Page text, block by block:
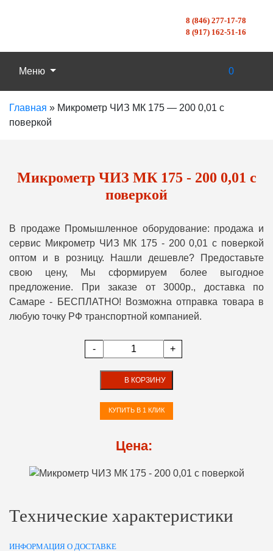
8 (846) 277-17-78
8 (917) 162-51-16
Меню 0
Главная » Микрометр ЧИЗ МК 175 — 200 0,01 с
поверкой
Микрометр ЧИЗ МК 175 - 200 0,01 с
поверкой
В продаже Промышленное оборудование: продажа и
сервис Микрометр ЧИЗ МК 175 - 200 0,01 с поверкой
оптом и в розницу. Нашли дешевле? Предоставьте
свою цену, Мы сформируем более выгодное
предложение. При заказе от 3000р., доставка по
Самаре - БЕСПЛАТНО! Возможна отправка товара в
любую точку РФ транспортной компанией.
- +
В КОРЗИНУ
КУПИТЬ В 1 КЛИК
Цена:
Технические характеристики
ИНФОРМАЦИЯ О ДОСТАВКЕ